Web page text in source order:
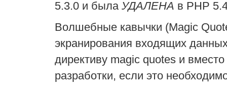
5.3.0 и была УДАЛЕНА в PHP
Волшебные кавычки (Magic
экранирования входящих
директиву magic quotes и
разработки, если это